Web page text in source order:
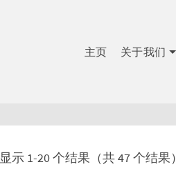
主页 关于我们
显示 1-20 个结果（共 47 个结果）